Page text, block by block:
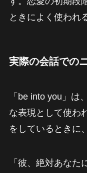
ときによく使われ
実際の会話での
「be into you」は
な表現として使わ
をしているときに、
「彼、絶対あなた